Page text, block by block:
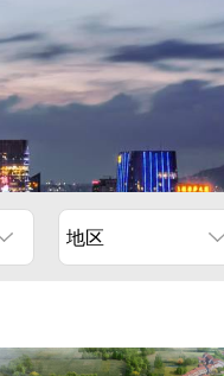
东南
地区